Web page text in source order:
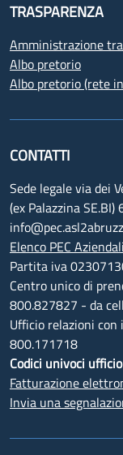
TRASPARENZA
Amministrazione
Albo pretorio
Albo pretorio (rete
CONTATTI
Sede legale via dei
(ex Palazzina
Elenco PEC Aziendali
Partita iva
Centro unico di
800.827827 - da
Ufficio relazioni con
800.171718
Codici univoci ufficio
Fatturazione
Invia una